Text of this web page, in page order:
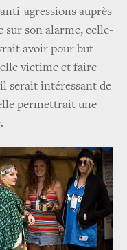
agressions auprès
sur son alarme, celle-
avoir pour but
victime et faire
serait intéressant de
permettrait une